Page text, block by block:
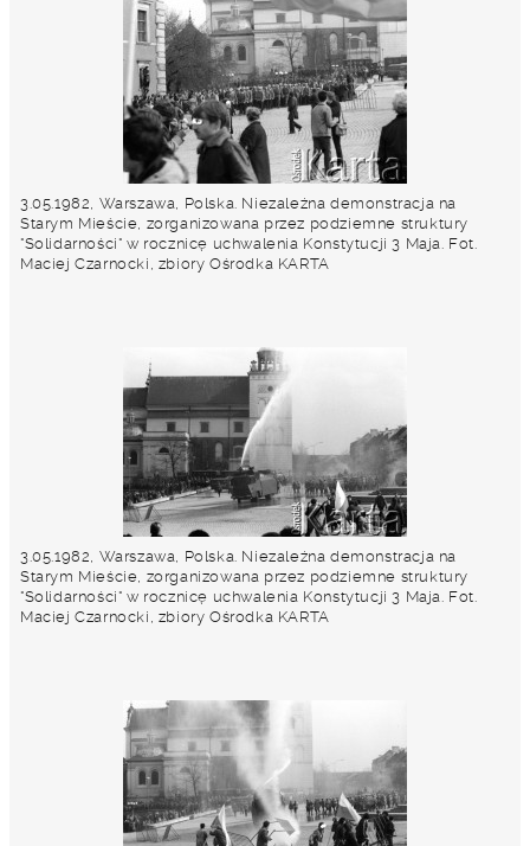
3.05.1982, Warszawa, Polska. Niezależna demonstracja na
Starym Mieście, zorganizowana przez podziemne struktury
"Solidarności" w rocznicę uchwalenia Konstytucji 3 Maja. Fot.
Maciej Czarnocki, zbiory Ośrodka KARTA
3.05.1982, Warszawa, Polska. Niezależna demonstracja na
Starym Mieście, zorganizowana przez podziemne struktury
"Solidarności" w rocznicę uchwalenia Konstytucji 3 Maja. Fot.
Maciej Czarnocki, zbiory Ośrodka KARTA